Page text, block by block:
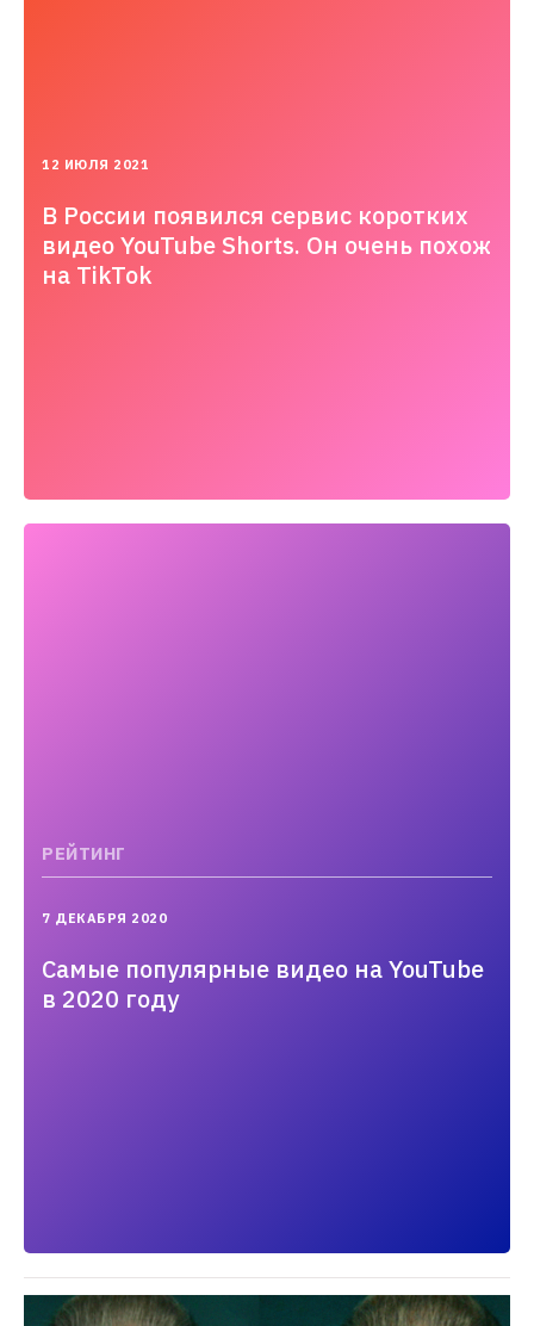
2021-
12T19:49:47.000+03:00
12 ИЮЛЯ 2021
В России появился сервис коротких
видео YouTube Shorts. Он очень похож
на TikTok
РЕЙТИНГ
2020-
07T15:44:29.000+03:00
7 ДЕКАБРЯ 2020
Самые популярные видео на YouTube
в 2020 году